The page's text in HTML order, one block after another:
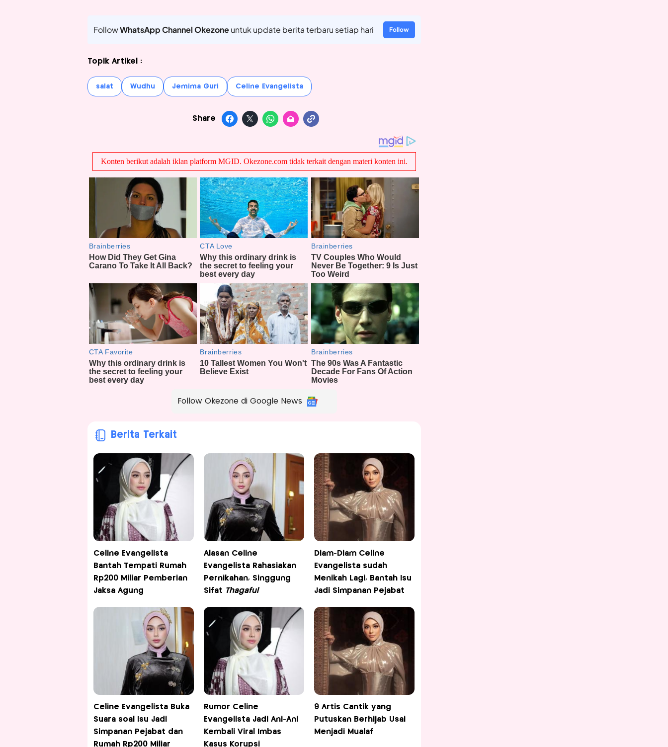
FollowWhatsApp Channel Okezoneuntuk update berita terbaru setiap hari Follow
Topik Artikel :
salat Wudhu Jemima Guri Celine Evangelista
Share
Follow Okezone di Google News
Berita Terkait
Celine Evangelista
Bantah Tempati Rumah
Rp200 Miliar Pemberian
Jaksa Agung
Alasan Celine
Evangelista Rahasiakan
Pernikahan, Singgung
Sifat Thagaful
Diam-Diam Celine
Evangelista sudah
Menikah Lagi, Bantah Isu
Jadi Simpanan Pejabat
Celine Evangelista Buka
Suara soal Isu Jadi
Simpanan Pejabat dan
Rumah Rp200 Miliar
Rumor Celine
Evangelista Jadi Ani-Ani
Kembali Viral Imbas
Kasus Korupsi
9 Artis Cantik yang
Putuskan Berhijab Usai
Menjadi Mualaf